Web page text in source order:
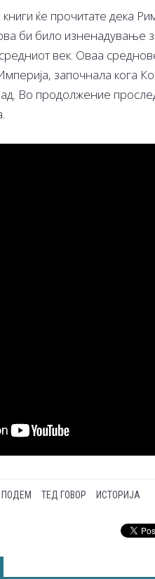
ќе прочитате дека
би било изненадување
век. Оваа
започнала кога
Во продолжение
ПОДЕМ ТЕД ГОВОР ИСТОРИЈА